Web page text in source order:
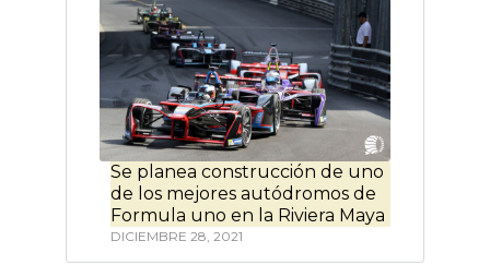
Se planea construcción de uno
de los mejores autódromos de
Formula uno en la Riviera Maya
DICIEMBRE 28, 2021